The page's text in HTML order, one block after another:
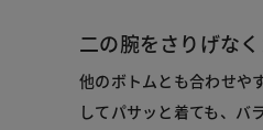
二の腕をさりげな
他のボトムとも合わせや
してパサッと着ても、バ